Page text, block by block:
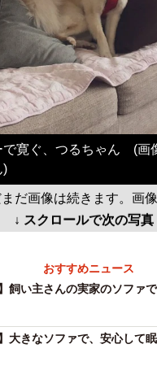
で寛ぐ、つるちゃん (画
)
まだ画像は続きます。画像
↓ スクロールで次の写真
おすすめニュース
】飼い主さんの実家のソファ
】大きなソファで、安心して